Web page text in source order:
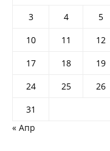
3
4 5
10
11 12
17
18 19
24
25 26
31
« Апр